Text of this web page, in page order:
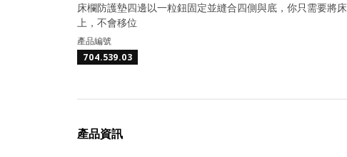
床欄防護墊四邊以一粒鈕固定並縫合四側與底，你只需要將
上，不會移位
產品編號
704.539.03
產品資訊